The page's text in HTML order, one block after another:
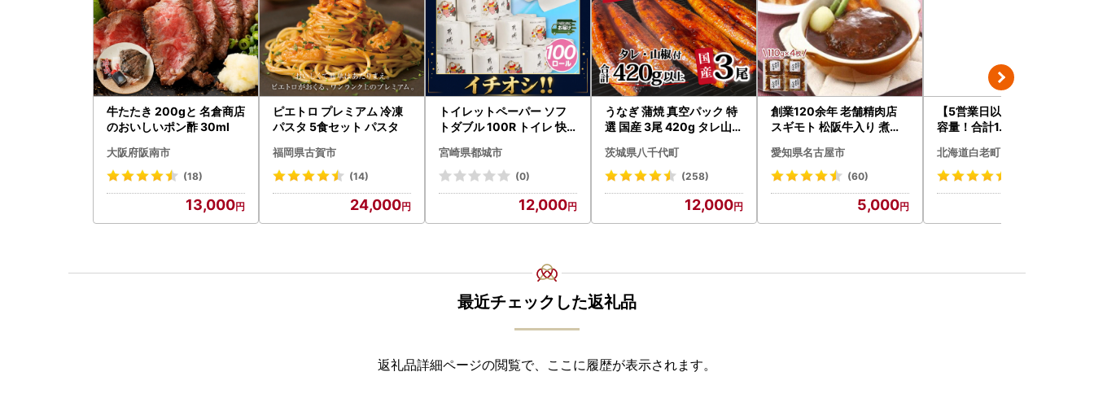
牛たたき 200gと 名倉商店
のおいしいポン酢 30ml
大阪府阪南市
(18)
13,000
ピエトロ プレミアム 冷凍
パスタ 5食セット パスタ
福岡県古賀市
(14)
24,000
トイレットペーパー ソフ
トダブル 100R トイレ 快
宮崎県都城市
(0)
12,000
うなぎ 蒲焼 真空パック 特
選 国産 3尾 420g タレ山椒
あり 茨城 ウナギ 鰻 個包装
人気 美味しい 小分け 八千
茨城県八千代町
(258)
12,000
創業120余年 老舗精肉店
スギモト 松阪牛入り 煮込
惣菜 お取り寄せ グルメ ハ
ンバーグ 冷凍
愛知県名古屋市
(60)
5,000
【5営業日以内発送】★大
容量！合計1.65kg！★訳
ーグ(110ｇ5枚入）×3 AG
058
北海道白老町
最近チェックした返礼品
返礼品詳細ページの閲覧で、ここに履歴が表示されます。